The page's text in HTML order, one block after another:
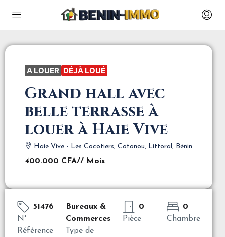
A LOUER DÉJÀ LOUÉ
Grand hall avec
belle terrasse à
louer à Haie Vive
Haie Vive - Les Cocotiers, Cotonou, Littoral, Bénin
400.000 CFA// Mois
51476
N°
Référence
Bureaux &
Commerces
Type de
0
Pièce
0
Chambre